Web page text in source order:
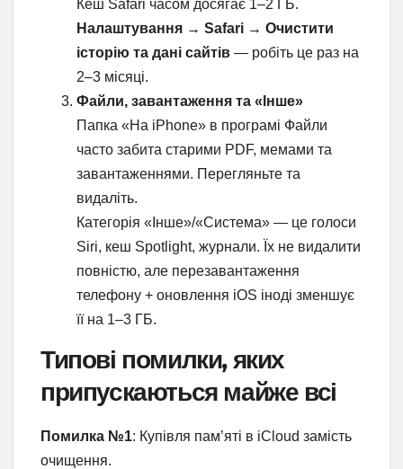
Кеш Safari часом досягає 1–2 ГБ.
Налаштування → Safari → Очистити
історію та дані сайтів — робіть це раз на
2–3 місяці.
Файли, завантаження та «Інше»
Папка «На iPhone» в програмі Файли
часто забита старими PDF, мемами та
завантаженнями. Перегляньте та
видаліть.
Категорія «Інше»/«Система» — це голоси
Siri, кеш Spotlight, журнали. Їх не видалити
повністю, але перезавантаження
телефону + оновлення iOS іноді зменшує
її на 1–3 ГБ.
Типові помилки, яких
припускаються майже всі
Помилка №1: Купівля пам’яті в iCloud замість
очищення.